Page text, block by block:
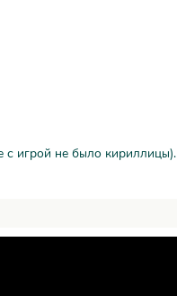
с игрой не было кириллицы).